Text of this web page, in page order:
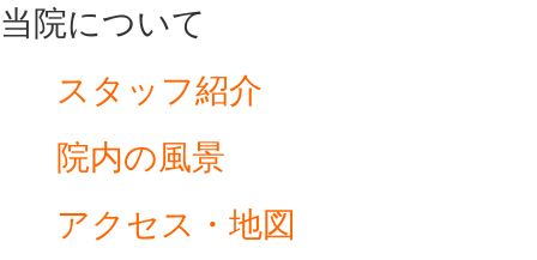
当院について
スタッフ紹介
院内の風景
アクセス・地図